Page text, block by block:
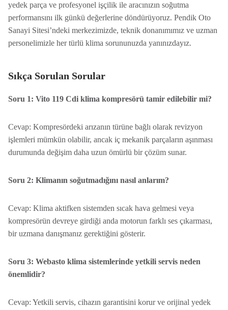
yedek parça ve profesyonel işçilik ile aracınızın soğutma
performansını ilk günkü değerlerine döndürüyoruz. Pendik Oto
Sanayi Sitesi’ndeki merkezimizde, teknik donanımımız ve uzman
personelimizle her türlü klima sorununuzda yanınızdayız.
Sıkça Sorulan Sorular
Soru 1: Vito 119 Cdi klima kompresörü tamir edilebilir mi?
Cevap: Kompresördeki arızanın türüne bağlı olarak revizyon
işlemleri mümkün olabilir, ancak iç mekanik parçaların aşınması
durumunda değişim daha uzun ömürlü bir çözüm sunar.
Soru 2: Klimanın soğutmadığını nasıl anlarım?
Cevap: Klima aktifken sistemden sıcak hava gelmesi veya
kompresörün devreye girdiği anda motorun farklı ses çıkarması,
bir uzmana danışmanız gerektiğini gösterir.
Soru 3: Webasto klima sistemlerinde yetkili servis neden
önemlidir?
Cevap: Yetkili servis, cihazın garantisini korur ve orijinal yedek